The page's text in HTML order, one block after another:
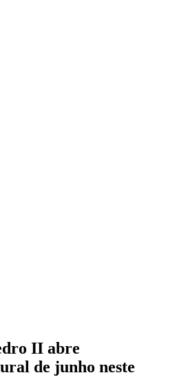
II abre
de junho neste